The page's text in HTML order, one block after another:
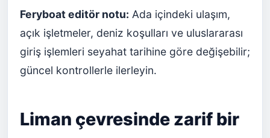
Feryboat editör notu: Ada içindeki ulaşım,
açık işletmeler, deniz koşulları ve uluslararası
giriş işlemleri seyahat tarihine göre değişebilir;
güncel kontrollerle ilerleyin.
Liman çevresinde zarif bir